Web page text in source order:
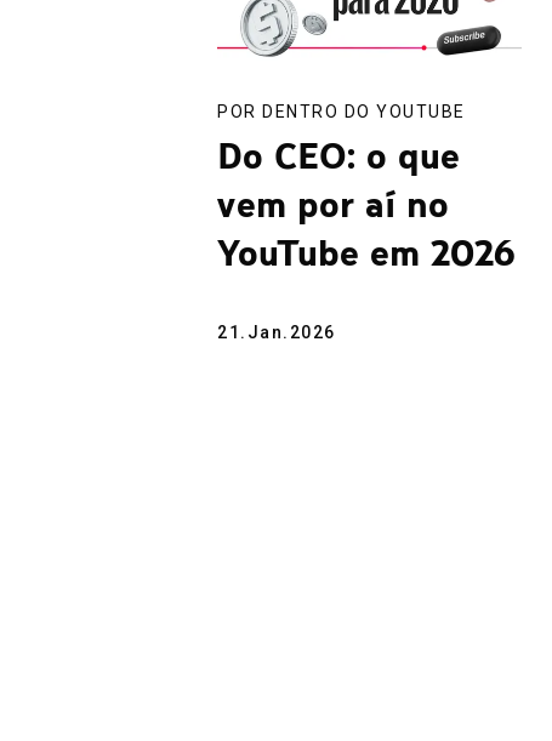
POR DENTRO DO YOUTUBE
Do CEO: o que
vem por aí no
YouTube em 2026
21.Jan.2026